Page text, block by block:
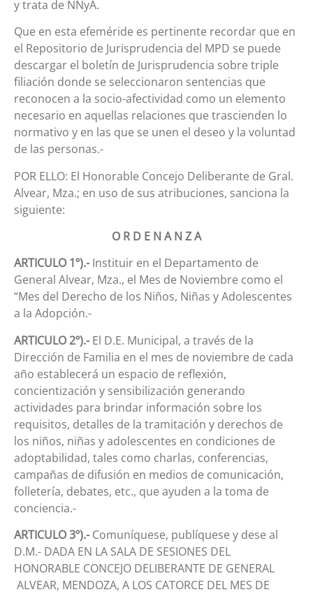
y trata de NNyA.
Que en esta efeméride es pertinente recordar que en
el Repositorio de Jurisprudencia del MPD se puede
descargar el boletín de Jurisprudencia sobre triple
filiación donde se seleccionaron sentencias que
reconocen a la socio-afectividad como un elemento
necesario en aquellas relaciones que trascienden lo
normativo y en las que se unen el deseo y la voluntad
de las personas.-
POR ELLO: El Honorable Concejo Deliberante de Gral.
Alvear, Mza.; en uso de sus atribuciones, sanciona la
siguiente:
O R D E N A N Z A
ARTICULO 1º).-Instituir en el Departamento de
General Alvear, Mza., el Mes de Noviembre como el
“Mes del Derecho de los Niños, Niñas y Adolescentes
a la Adopción.-
ARTICULO 2º).-El D.E. Municipal, a través de la
Dirección de Familia en el mes de noviembre de cada
año establecerá un espacio de reflexión,
concientización y sensibilización generando
actividades para brindar información sobre los
requisitos, detalles de la tramitación y derechos de
los niños, niñas y adolescentes en condiciones de
adoptabilidad, tales como charlas, conferencias,
campañas de difusión en medios de comunicación,
folletería, debates, etc., que ayuden a la toma de
conciencia.-
ARTICULO 3º).-Comuníquese, publíquese y dese al
D.M.- DADA EN LA SALA DE SESIONES DEL
HONORABLE CONCEJO DELIBERANTE DE GENERAL
ALVEAR, MENDOZA, A LOS CATORCE DEL MES DE